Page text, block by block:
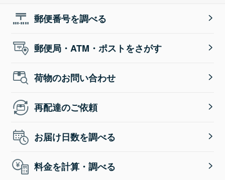
郵便番号を調べる
郵便局・ATM・ポストをさがす
荷物のお問い合わせ
再配達のご依頼
お届け日数を調べる
料金を計算・調べる